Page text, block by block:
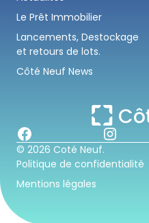
Le Prêt Immobilier
Lancements, Destockage
et retours de lots.
Côté Neuf News
© 2026 Coté Neuf.
Politique de confidentialité
Mentions légales